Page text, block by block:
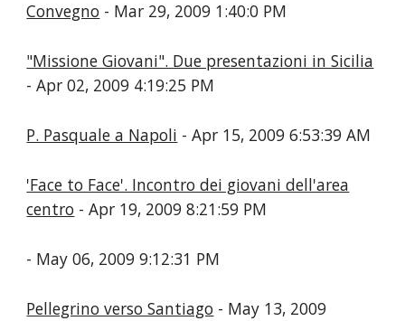
Convegno - Mar 29, 2009 1:40:0 PM
"Missione Giovani". Due presentazioni in Sicilia
- Apr 02, 2009 4:19:25 PM
P. Pasquale a Napoli - Apr 15, 2009 6:53:39 AM
'Face to Face'. Incontro dei giovani dell'area
centro - Apr 19, 2009 8:21:59 PM
- May 06, 2009 9:12:31 PM
Pellegrino verso Santiago - May 13, 2009